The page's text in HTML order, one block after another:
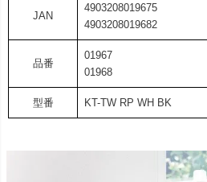
JAN
4903208019675
4903208019682
品番
01967
01968
型番 KT-TW RP WH BK